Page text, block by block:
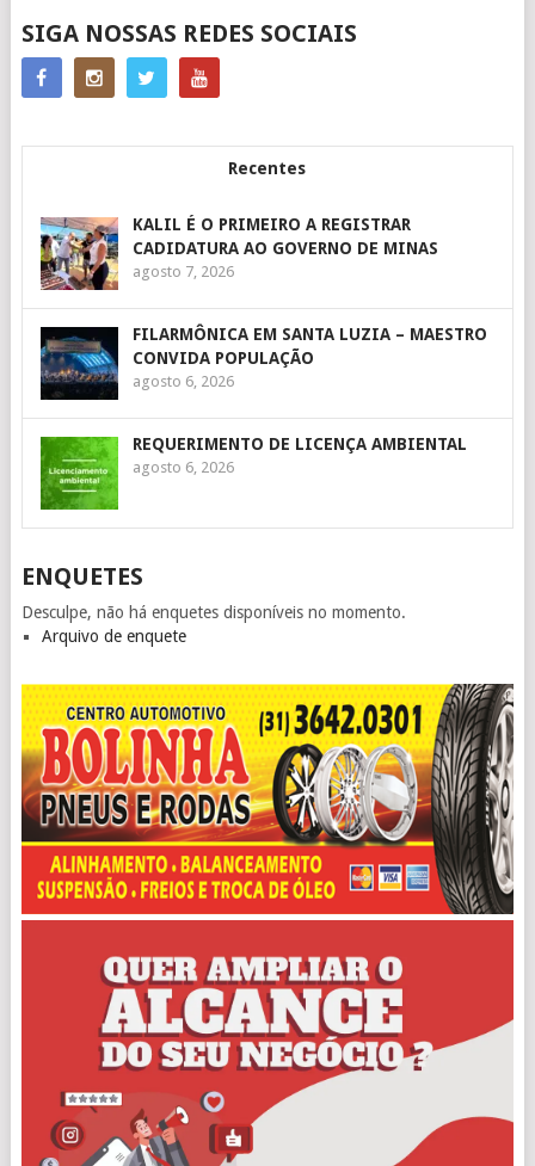
SIGA NOSSAS REDES SOCIAIS
Recentes
KALIL É O PRIMEIRO A REGISTRAR
CADIDATURA AO GOVERNO DE MINAS
agosto 7, 2026
FILARMÔNICA EM SANTA LUZIA – MAESTRO
CONVIDA POPULAÇÃO
agosto 6, 2026
REQUERIMENTO DE LICENÇA AMBIENTAL
agosto 6, 2026
ENQUETES
Desculpe, não há enquetes disponíveis no momento.
Arquivo de enquete